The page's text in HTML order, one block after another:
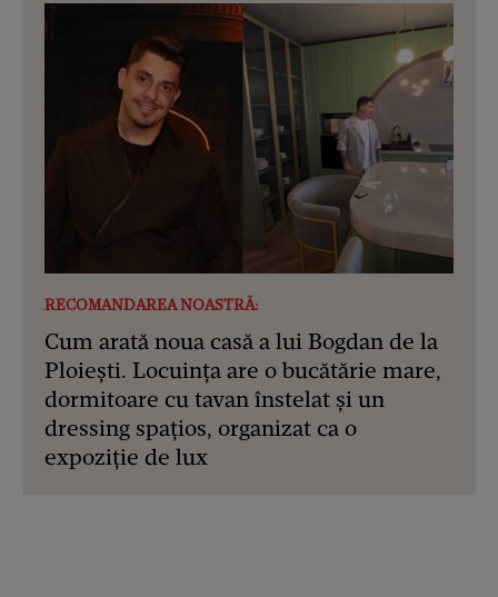
RECOMANDAREA NOASTRĂ:
Cum arată noua casă a lui Bogdan de la
Ploiești. Locuința are o bucătărie mare,
dormitoare cu tavan înstelat și un
dressing spațios, organizat ca o
expoziție de lux